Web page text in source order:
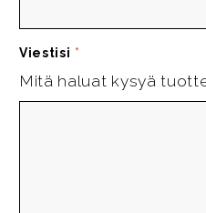
Viestisi *
Mitä haluat kysyä